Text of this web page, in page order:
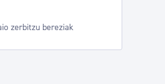
Abuztuak 8-15